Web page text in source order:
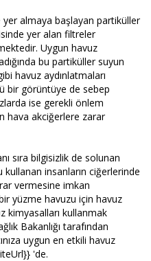
yer almaya başlayan partiküller
yer alan filtreler
Uygun havuz
bu partiküller suyun
havuz aydınlatmaları
bir görüntüye de sebep
ise gerekli önlem
hava akciğerlere zarar
sıra bilgisizlik de solunan
kullanan insanların ciğerlerinde
vermesine imkan
bir yüzme havuzu için havuz
kimyasalları kullanmak
Bakanlığı tarafından
uygun en etkili havuz
'de.